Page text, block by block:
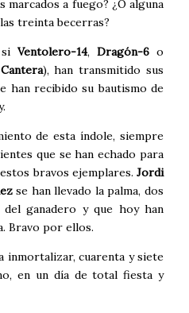
a fuego? ¿O alguna
treinta becerras?
siVentolero-14,Dragón-6 o
Cantera), han transmitido sus
han recibido su bautismo de
de esta índole, siempre
que se han echado para
bravos ejemplares. Jordi
se han llevado la palma, dos
ganadero y que hoy han
Bravo por ellos.
inmortalizar, cuarenta y siete
en un día de total fiesta y